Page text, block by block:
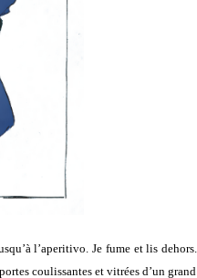
l’aperitivo. Je fume et lis
coulissantes et vitrées d’un